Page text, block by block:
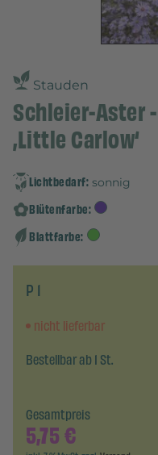
Stauden
Schleier-Aster
‚Little Carlow‘
Lichtbedarf: sonnig
Blütenfarbe:
Blattfarbe:
P 1
nicht lieferbar
Bestellbar ab 1 St.
Gesamtpreis
5,75€